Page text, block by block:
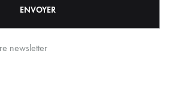
newsletter